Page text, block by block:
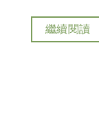
繼續閱讀